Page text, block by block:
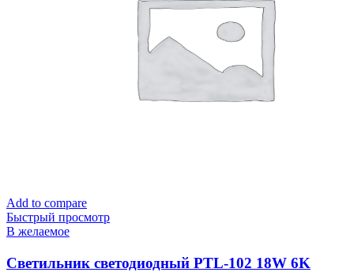
Add to compare
Быстрый просмотр
В желаемое
Cветильник светодиодный PTL-102 18W 6K